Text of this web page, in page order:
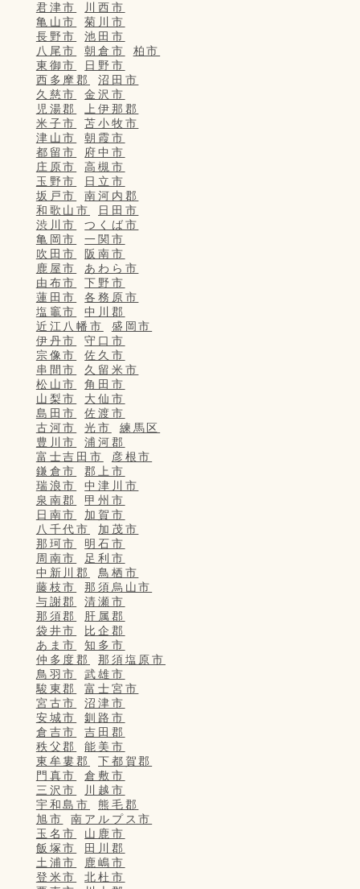
君津市
川西市
亀山市
菊川市
長野市
池田市
八尾市
朝倉市
柏市
東御市
日野市
西多摩郡
沼田市
久慈市
金沢市
児湯郡
上伊那郡
米子市
苫小牧市
津山市
朝霞市
都留市
府中市
庄原市
高槻市
玉野市
日立市
坂戸市
南河内郡
和歌山市
日田市
渋川市
つくば市
亀岡市
一関市
吹田市
阪南市
鹿屋市
あわら市
由布市
下野市
蓮田市
各務原市
塩竈市
中川郡
近江八幡市
盛岡市
伊丹市
守口市
宗像市
佐久市
串間市
久留米市
松山市
角田市
山梨市
大仙市
島田市
佐渡市
古河市
光市
練馬区
豊川市
浦河郡
富士吉田市
彦根市
鎌倉市
郡上市
瑞浪市
中津川市
泉南郡
甲州市
日南市
加賀市
八千代市
加茂市
那珂市
明石市
周南市
足利市
中新川郡
鳥栖市
藤枝市
那須烏山市
与謝郡
清瀬市
那須郡
肝属郡
袋井市
比企郡
あま市
知多市
仲多度郡
那須塩原市
鳥羽市
武雄市
駿東郡
富士宮市
宮古市
沼津市
安城市
釧路市
倉吉市
吉田郡
秩父郡
能美市
東牟婁郡
下都賀郡
門真市
倉敷市
三沢市
川越市
宇和島市
熊毛郡
旭市
南アルプス市
玉名市
山鹿市
飯塚市
田川郡
土浦市
鹿嶋市
登米市
北杜市